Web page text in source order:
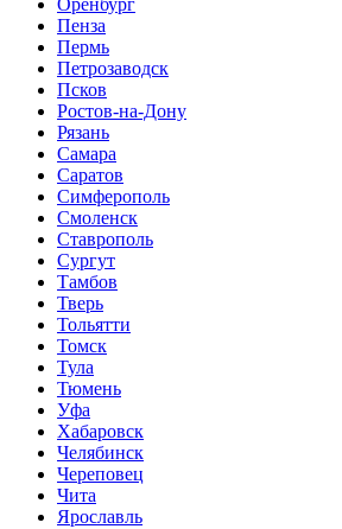
Оренбург
Пенза
Пермь
Петрозаводск
Псков
Ростов-на-Дону
Рязань
Самара
Саратов
Симферополь
Смоленск
Ставрополь
Сургут
Тамбов
Тверь
Тольятти
Томск
Тула
Тюмень
Уфа
Хабаровск
Челябинск
Череповец
Чита
Ярославль